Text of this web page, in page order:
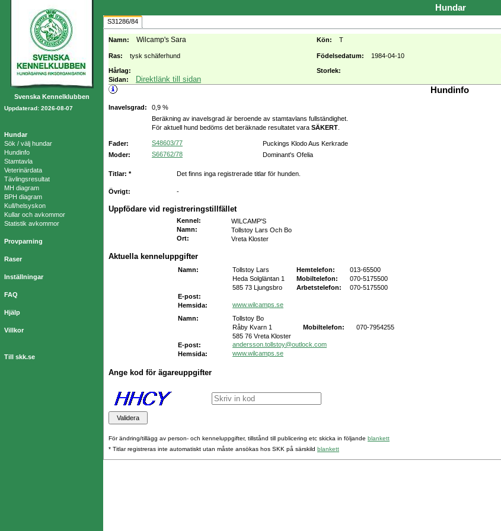
Svenska Kennelklubben
Uppdaterad: 2026-08-07
Hundar
Sök / välj hundar
Hundinfo
Stamtavla
Veterinärdata
Tävlingsresultat
MH diagram
BPH diagram
Kull/helsyskon
Kullar och avkommor
Statistik avkommor
Provparning
Raser
Inställningar
FAQ
Hjälp
Villkor
Till skk.se
Hundar
S31286/84
Namn: Wilcamp's Sara Kön: T
Ras: tysk schäferhund Födelsedatum: 1984-04-10
Hårlag: Storlek:
Sidan:
Direktlänk till sidan
Hundinfo
Inavelsgrad:
0,9 %
Beräkning av inavelsgrad är beroende av stamtavlans fullständighet.
För aktuell hund bedöms det beräknade resultatet vara SÄKERT
Fader: S48603/77
Puckings Klodo Aus Kerkrade
Moder:
S66762/78 Dominant's Ofelia
Titlar: * Det finns inga registrerade titlar för hunden.
Övrigt: -
Uppfödare vid registreringstillfället
Kennel :
WILCAMP'S
Namn:
Tollstoy Lars Och Bo
Ort: Vreta Kloster
Aktuella kenneluppgifter
Namn: Tollstoy Lars Hemtelefon:
013-65500
Heda Solgläntan 1
Mobiltelefon:
070-5175500
585 73 Ljungsbro
Arbetstelefon:
070-5175500
E-post:
Hemsida:
www.wilcamps.se
Namn:
Tollstoy Bo
Råby Kvarn 1
Mobiltelefon:
070-7954255
585 76 Vreta Kloster
E-post:
andersson.tollstoy@outlock.com
Hemsida:
www.wilcamps.se
Ange kod för ägareuppgifter
För ändring/tillägg av person- och kenneluppgifter, tillstånd till publicering etc skicka in följande blankett
* Titlar registreras inte automatiskt utan måste ansökas hos SKK på särskild blankett